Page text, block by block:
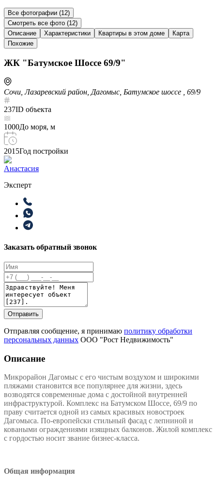
Все фотографии (12)
Смотреть все фото (12)
Описание
Характеристики Квартиры в этом доме
Карта
Похожие
ЖК "Батумское Шоссе 69/9"
Сочи, Лазаревский район, Дагомыс, Батумское шоссе , 69/9
237ID объекта
1000До моря, м
2015Год постройки
Анастасия
Эксперт
Заказать обратный звонок
Отправить
Отправляя сообщение, я принимаю политику обработки
персональных данных ООО "Рост Недвижимость"
Описание
Микрорайон Дагомыс с его чистым воздухом и широкими
пляжами становится все популярнее для жизни, здесь
возводятся современные дома с достойной внутренней
инфраструктурой. Комплекс на Батумском Шоссе, 69/9 по
праву считается одной из самых красивых новостроек
Дагомыса. По-европейски стильный фасад с лепниной и
коваными ограждениями изящных балконов. Жилой комплекс
с гордостью носит звание бизнес-класса.
Общая информация